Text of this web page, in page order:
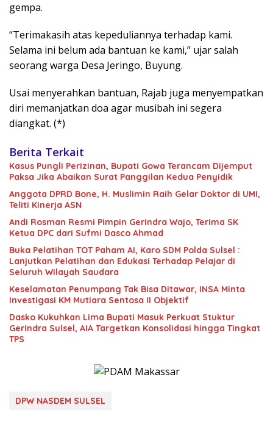
gempa.
“Terimakasih atas kepeduliannya terhadap kami.
Selama ini belum ada bantuan ke kami,” ujar salah
seorang warga Desa Jeringo, Buyung.
Usai menyerahkan bantuan, Rajab juga menyempatkan
diri memanjatkan doa agar musibah ini segera
diangkat. (*)
Berita Terkait
Kasus Pungli Perizinan, Bupati Gowa Terancam Dijemput
Paksa Jika Abaikan Surat Panggilan Kedua Penyidik
Anggota DPRD Bone, H. Muslimin Raih Gelar Doktor di UMI,
Teliti Kinerja ASN
Andi Rosman Resmi Pimpin Gerindra Wajo, Terima SK
Ketua DPC dari Sufmi Dasco Ahmad
Buka Pelatihan TOT Paham AI, Karo SDM Polda Sulsel :
Lanjutkan Pelatihan dan Edukasi Terhadap Pelajar di
Seluruh Wilayah Saudara
Keselamatan Penumpang Tak Bisa Ditawar, INSA Minta
Investigasi KM Mutiara Sentosa II Objektif
Dasko Kukuhkan Lima Bupati Masuk Perkuat Stuktur
Gerindra Sulsel, AIA Targetkan Konsolidasi hingga Tingkat
TPS
DPW NASDEM SULSEL